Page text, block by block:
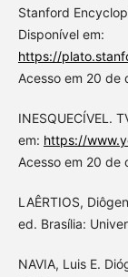
Stanford
Disponível em:
https://
Acesso em 20 de
INESQUECÍVEL.
em: https://
Acesso em 20 de
LAÊRTIOS,
ed. Brasília:
NAVIA, Luis E.